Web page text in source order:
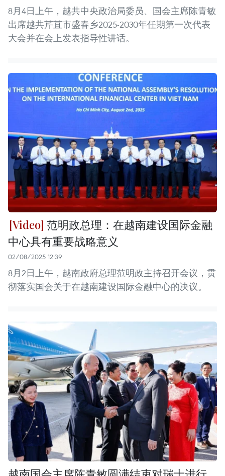
8月4日上午，越共中央政治局委员、国会主席陈青敏
出席越共芹苴市盛春乡2025-2030年任期第一次代表
大会并在会上发表指导性讲话。
范明政总理：在越南建设国际金融
中心具有重要战略意义
02/08/2025 12:39
8月2日上午，越南政府总理范明政主持召开会议，贯
彻落实国会关于在越南建设国际金融中心的决议。